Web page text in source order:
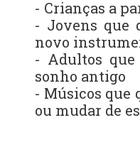
- Crianças a
- Jovens que
novo
- Adultos que
sonho antigo
- Músicos que
ou mudar de